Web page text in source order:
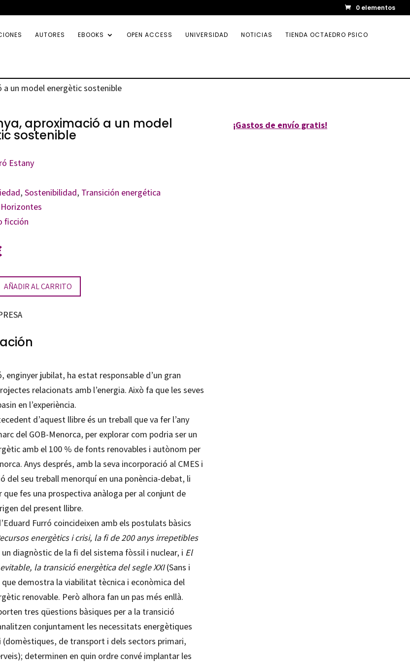
0 elementos
AUTORES EBOOKS OPEN ACCESS UNIVERSIDAD NOTICIAS TIENDA OCTAEDRO PSICO
a un model energètic sostenible
aproximació a un model
sostenible
Estany
, Sostenibilidad, Transición energética
Horizontes
ficción
AÑADIR AL CARRITO
enginyer jubilat, ha estat responsable d’un gran
relacionats amb l’energia. Això fa que les seves
en l’experiència.
d’aquest llibre és un treball que va fer l’any
del GOB-Menorca, per explorar com podria ser un
amb el 100 % de fonts renovables i autònom per
Anys després, amb la seva incorporació al CMES i
del seu treball menorquí en una ponència-debat, li
que fes una prospectiva anàloga per al conjunt de
del present llibre.
Furró coincideixen amb els postulats bàsics
energètics i crisi, la fi de 200 anys irrepetibles
un diagnòstic de la fi del sistema fòssil i nuclear, i El
la transició energètica del segle XXI(Sans i
que demostra la viabilitat tècnica i econòmica del
renovable. Però alhora fan un pas més enllà.
tres qüestions bàsiques per a la transició
conjuntament les necessitats energètiques
(domèstiques, de transport i dels sectors primari,
determinen en quin ordre convé implantar les
¡Gastos de envío gratis!